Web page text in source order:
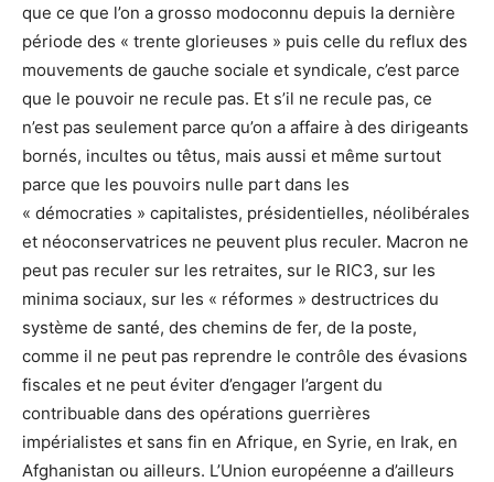
que ce que l’on a grosso modoconnu depuis la dernière
période des « trente glorieuses » puis celle du reflux des
mouvements de gauche sociale et syndicale, c’est parce
que le pouvoir ne recule pas. Et s’il ne recule pas, ce
n’est pas seulement parce qu’on a affaire à des dirigeants
bornés, incultes ou têtus, mais aussi et même surtout
parce que les pouvoirs nulle part dans les
« démocraties » capitalistes, présidentielles, néolibérales
et néoconservatrices ne peuvent plus reculer. Macron ne
peut pas reculer sur les retraites, sur le RIC3, sur les
minima sociaux, sur les « réformes » destructrices du
système de santé, des chemins de fer, de la poste,
comme il ne peut pas reprendre le contrôle des évasions
fiscales et ne peut éviter d’engager l’argent du
contribuable dans des opérations guerrières
impérialistes et sans fin en Afrique, en Syrie, en Irak, en
Afghanistan ou ailleurs. L’Union européenne a d’ailleurs